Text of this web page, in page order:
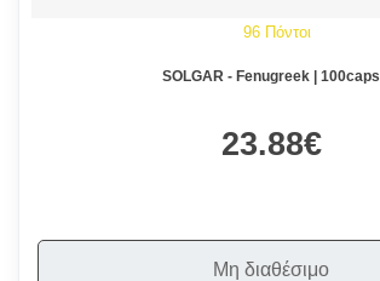
96 Πόντοι
SOLGAR - Fenugreek | 100caps
23.88€
Μη διαθέσιμο